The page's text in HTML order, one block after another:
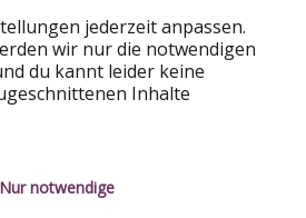
Rechtliches
jederzeit anpassen.
wir nur die notwendigen
du kannt leider keine
Inhalte
Nur notwendige